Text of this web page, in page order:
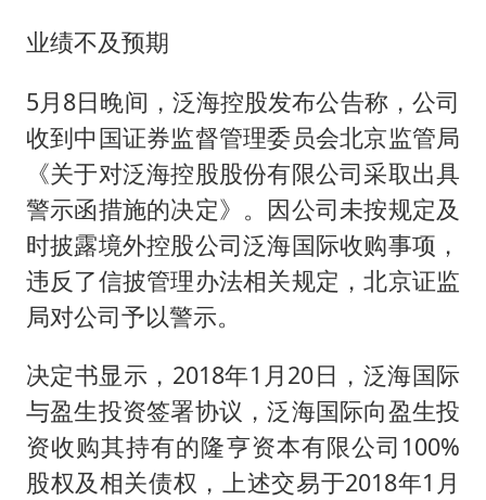
业绩不及预期
5月8日晚间，泛海控股发布公告称，公司
收到中国证券监督管理委员会北京监管局
《关于对泛海控股股份有限公司采取出具
警示函措施的决定》。因公司未按规定及
时披露境外控股公司泛海国际收购事项，
违反了信披管理办法相关规定，北京证监
局对公司予以警示。
决定书显示，2018年1月20日，泛海国际
与盈生投资签署协议，泛海国际向盈生投
资收购其持有的隆亨资本有限公司100%
股权及相关债权，上述交易于2018年1月